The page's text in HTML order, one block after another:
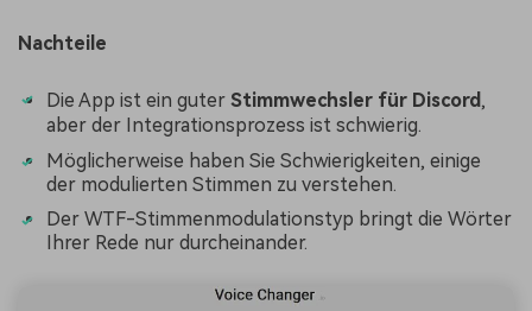
Nachteile
Die App ist ein guter Stimmwechsler für Discord,
aber der Integrationsprozess ist schwierig.
Möglicherweise haben Sie Schwierigkeiten, einige
der modulierten Stimmen zu verstehen.
Der WTF-Stimmenmodulationstyp bringt die Wörter
Ihrer Rede nur durcheinander.